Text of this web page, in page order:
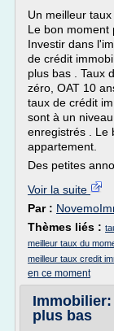
Un meilleur
Le bon moment
Investir dans
de crédit
plus bas . Taux
zéro, OAT 10
taux de crédit
sont à un
enregistrés . Le
appartement.
Des petites
Voir la suite
Par :
Thèmes liés :
meilleur taux du
meilleur taux credit
en ce moment
plus bas